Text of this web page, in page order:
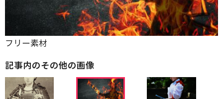
フリー素材
記事内のその他の画像